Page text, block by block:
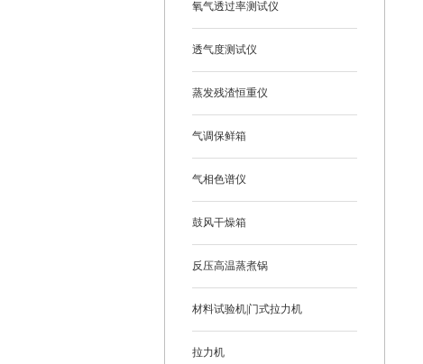
氧气透过率测试仪
透气度测试仪
蒸发残渣恒重仪
气调保鲜箱
气相色谱仪
鼓风干燥箱
反压高温蒸煮锅
材料试验机|门式拉力机
拉力机